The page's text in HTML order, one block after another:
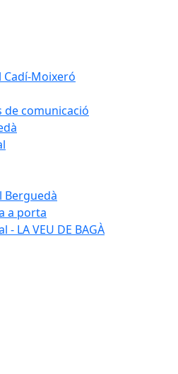
Cadí-Moixeró
de comunicació
Berguedà
a porta
LA VEU DE BAGÀ